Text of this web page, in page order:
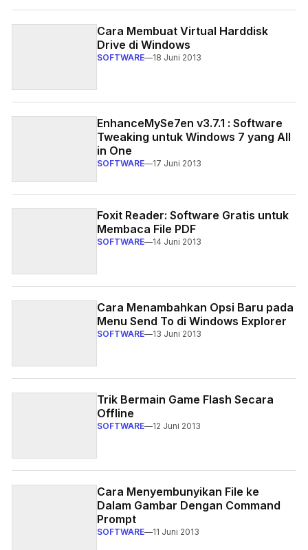
Cara Membuat Virtual Harddisk
Drive di Windows
SOFTWARE—18 Juni 2013
EnhanceMySe7en v3.7.1 : Software
Tweaking untuk Windows 7 yang All
in One
SOFTWARE—17 Juni 2013
Foxit Reader: Software Gratis untuk
Membaca File PDF
SOFTWARE—14 Juni 2013
Cara Menambahkan Opsi Baru pada
Menu Send To di Windows Explorer
SOFTWARE—13 Juni 2013
Trik Bermain Game Flash Secara
Offline
SOFTWARE—12 Juni 2013
Cara Menyembunyikan File ke
Dalam Gambar Dengan Command
Prompt
SOFTWARE—11 Juni 2013